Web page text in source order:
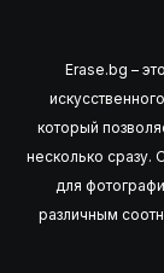
Erase.bg –
который
несколько сразу.
для
различным